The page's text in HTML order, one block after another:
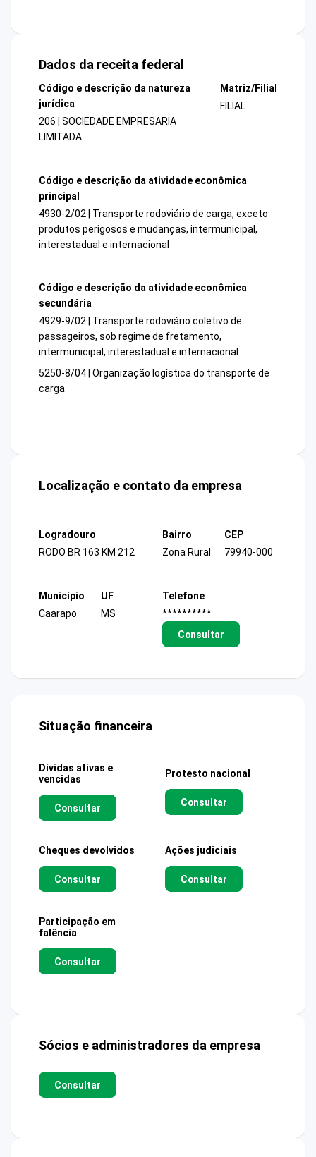
Dados da receita federal
Código e descrição da natureza
jurídica
206 | SOCIEDADE EMPRESARIA
LIMITADA
Matriz/Filial
FILIAL
Código e descrição da atividade econômica
principal
4930-2/02 | Transporte rodoviário de carga, exceto
produtos perigosos e mudanças, intermunicipal,
interestadual e internacional
Código e descrição da atividade econômica
secundária
4929-9/02 | Transporte rodoviário coletivo de
passageiros, sob regime de fretamento,
intermunicipal, interestadual e internacional
5250-8/04 | Organização logística do transporte de
carga
Localização e contato da empresa
Logradouro
RODO BR 163 KM 212
Bairro
Zona Rural
CEP
79940-000
Município
Caarapo
UF
MS
Telefone
**********
Consultar
Situação financeira
Dívidas ativas e
vencidas
Consultar
Protesto nacional
Consultar
Cheques devolvidos
Consultar
Ações judiciais
Consultar
Participação em
falência
Consultar
Sócios e administradores da empresa
Consultar